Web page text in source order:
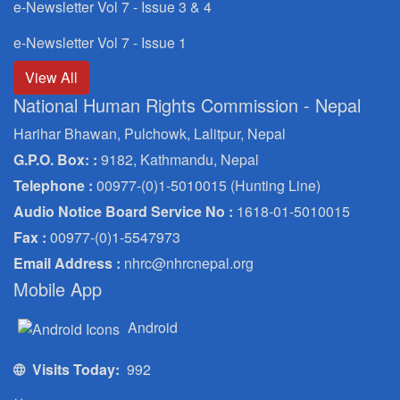
e-Newsletter Vol 7 - Issue 3 & 4
e-Newsletter Vol 7 - Issue 1
View All
National Human Rights Commission - Nepal
Harihar Bhawan, Pulchowk, Lalitpur, Nepal
G.P.O. Box: : 9182, Kathmandu, Nepal
Telephone : 00977-(0)1-5010015 (Hunting Line)
Audio Notice Board Service No : 1618-01-5010015
Fax : 00977-(0)1-5547973
Email Address : nhrc@nhrcnepal.org
Mobile App
Android
Visits Today: 992